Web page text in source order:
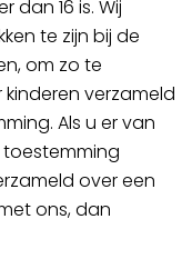
dan 16 is. Wij
te zijn bij de
om zo te
verzameld
Als u er van
over een
ons, dan